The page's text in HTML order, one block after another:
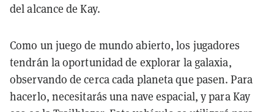
del alcance de Kay.
Como un juego de mundo abierto, los jugadores
tendrán la oportunidad de explorar la galaxia,
observando de cerca cada planeta que pasen. Para
hacerlo, necesitarás una nave espacial, y para Kay